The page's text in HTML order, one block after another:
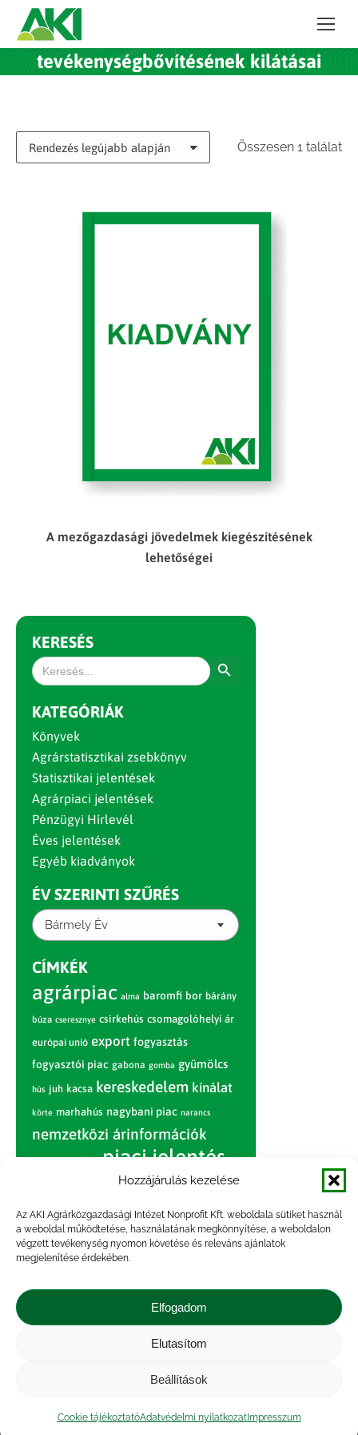
Hozzájárulás kezelése
Az AKI Agrárközgazdasági Intézet Nonprofit Kft. weboldala sütiket használ
a weboldal működtetése, használatának megkönnyítése, a weboldalon
végzett tevékenység nyomon követése és releváns ajánlatok
megjelenítése érdekében.
Elfogadom
Elutasítom
Beállítások
Cookie tájékoztatóAdatvédelmi nyilatkozatImpresszum
tevékenységbővítésének kilátásai
Összesen 1 találat
A mezőgazdasági jövedelmek kiegészítésének
lehetőségei
KERESÉS
Search
for:
KATEGÓRIÁK
Könyvek
Agrárstatisztikai zsebkönyv
Statisztikai jelentések
Agrárpiaci jelentések
Pénzügyi Hírlevél
Éves jelentések
Egyéb kiadványok
ÉV SZERINTI SZŰRÉS
Bármely Év
CÍMKÉK
agrárpiac alma baromfi bor bárány
búza cseresznye csirkehús csomagolóhelyi ár
európai unió export fogyasztás
fogyasztói piac gabona gomba gyümölcs
hús juh kacsa kereskedelem kínálat
körte marhahús nagybani piac narancs
nemzetközi árinformációk
piac piaci jelentés
sertés sertéshús
szarvasmarha termelés termelői
ár tojás világpiac
vágóbárány
vágómarha vágósertés
Kapcsolat |
tájékoztató